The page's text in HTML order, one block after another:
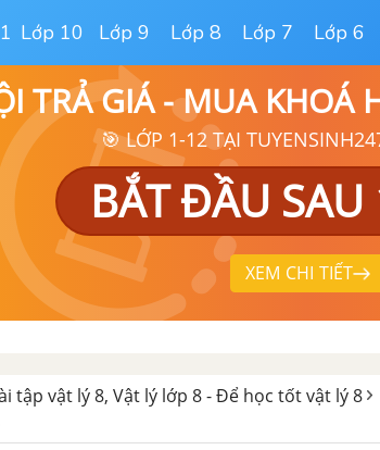
Lớp 10 Lớp 9 Lớp 8 Lớp 7 Lớp 6
TRẢ GIÁ - MUA KHOÁ
🎯 LỚP 1-12 TẠI
BẮT ĐẦU SAU
XEM CHI TIẾT
tập vật lý 8, Vật lý lớp 8 - Để học tốt vật lý 8